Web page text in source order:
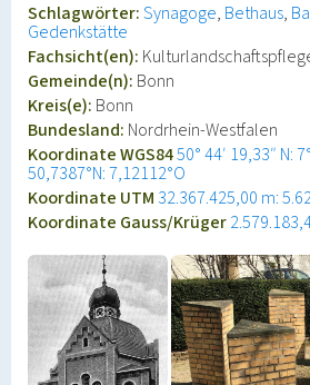
Schlagwörter:Synagoge Bethaus
Gedenkstätte
Fachsicht(en):
Gemeinde(n): Bonn
Kreis(e): Bonn
Bundesland: Nordrhein-Westfalen
Koordinate WGS8450° 44′ 19,33″ N:
50,7387°N: 7,12112°O
Koordinate UTM 32.367.425,00 m:
Koordinate Gauss/Krüger